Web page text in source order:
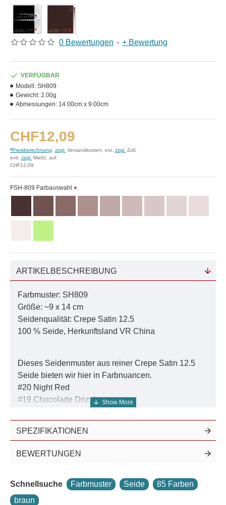
0 Bewertungen - + Bewertung
CHF12,09
*Preisberechnung zzgl. Versandkosten, evt. zzgl. Zoll,
evtl. zzgl. MwSt. auf
CHF12,09
VERFÜGBAR
Modell: SH809
Gewicht: 2.00g
Abmessungen: 14.00cm x 9.00cm
FSH-809 Farbauswahl
ARTIKELBESCHREIBUNG
Farbmuster: SH809
Größe: ~9 x 14 cm
Seidenqualität: Crepe Satin 12.5
100 % Seide, Herkunftsland VR China
Dieses Seidenmuster aus reiner Crepe Satin 12.5
Seide bieten wir hier in Farbnuancen.
#20 Night Red
#19 Chocolade Drizzle
#16 Autumn Hills
#12 Sepia Rose
#11 Peony Blush
SPEZIFIKATIONEN
BEWERTUNGEN
Schnellsuche Farbmuster Seide
85 Farben
braun